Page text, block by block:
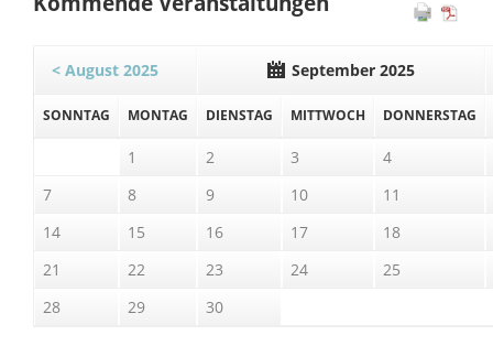
< August 2025 September 2025
SONNTAG MONTAG DIENSTAG MITTWOCH DONNERSTAG
1 2 3
4
7
8 9 10
11
14
15 16 17
18
21
22 23 24
25
28
29 30